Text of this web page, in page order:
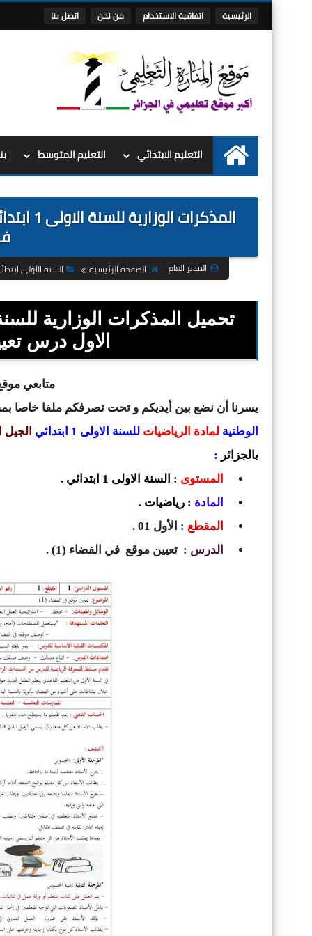
الرئيسية اتفاقية الاستخدام من نحن اتصل بنا
الرئيسية
التعليم الابتدائي التعليم المتوسط
المدير العام الصفحة الرئيسية السنة الأولى
الاول درس
متابعي
يسرنا أن نضع بين أيديكم و تحت تصرفكم ملفا خاصا
الوطنية لمادة الرياضيات للسنة الاولى 1 ابتدائي
الجيل
بالجزائر :
المستوى : السنة الاولى 1 ابتدائي
.
المادة : رياضيات .
المقطع : الأول 01 .
الدرس : تعيين موقع في الفضاء (1) .